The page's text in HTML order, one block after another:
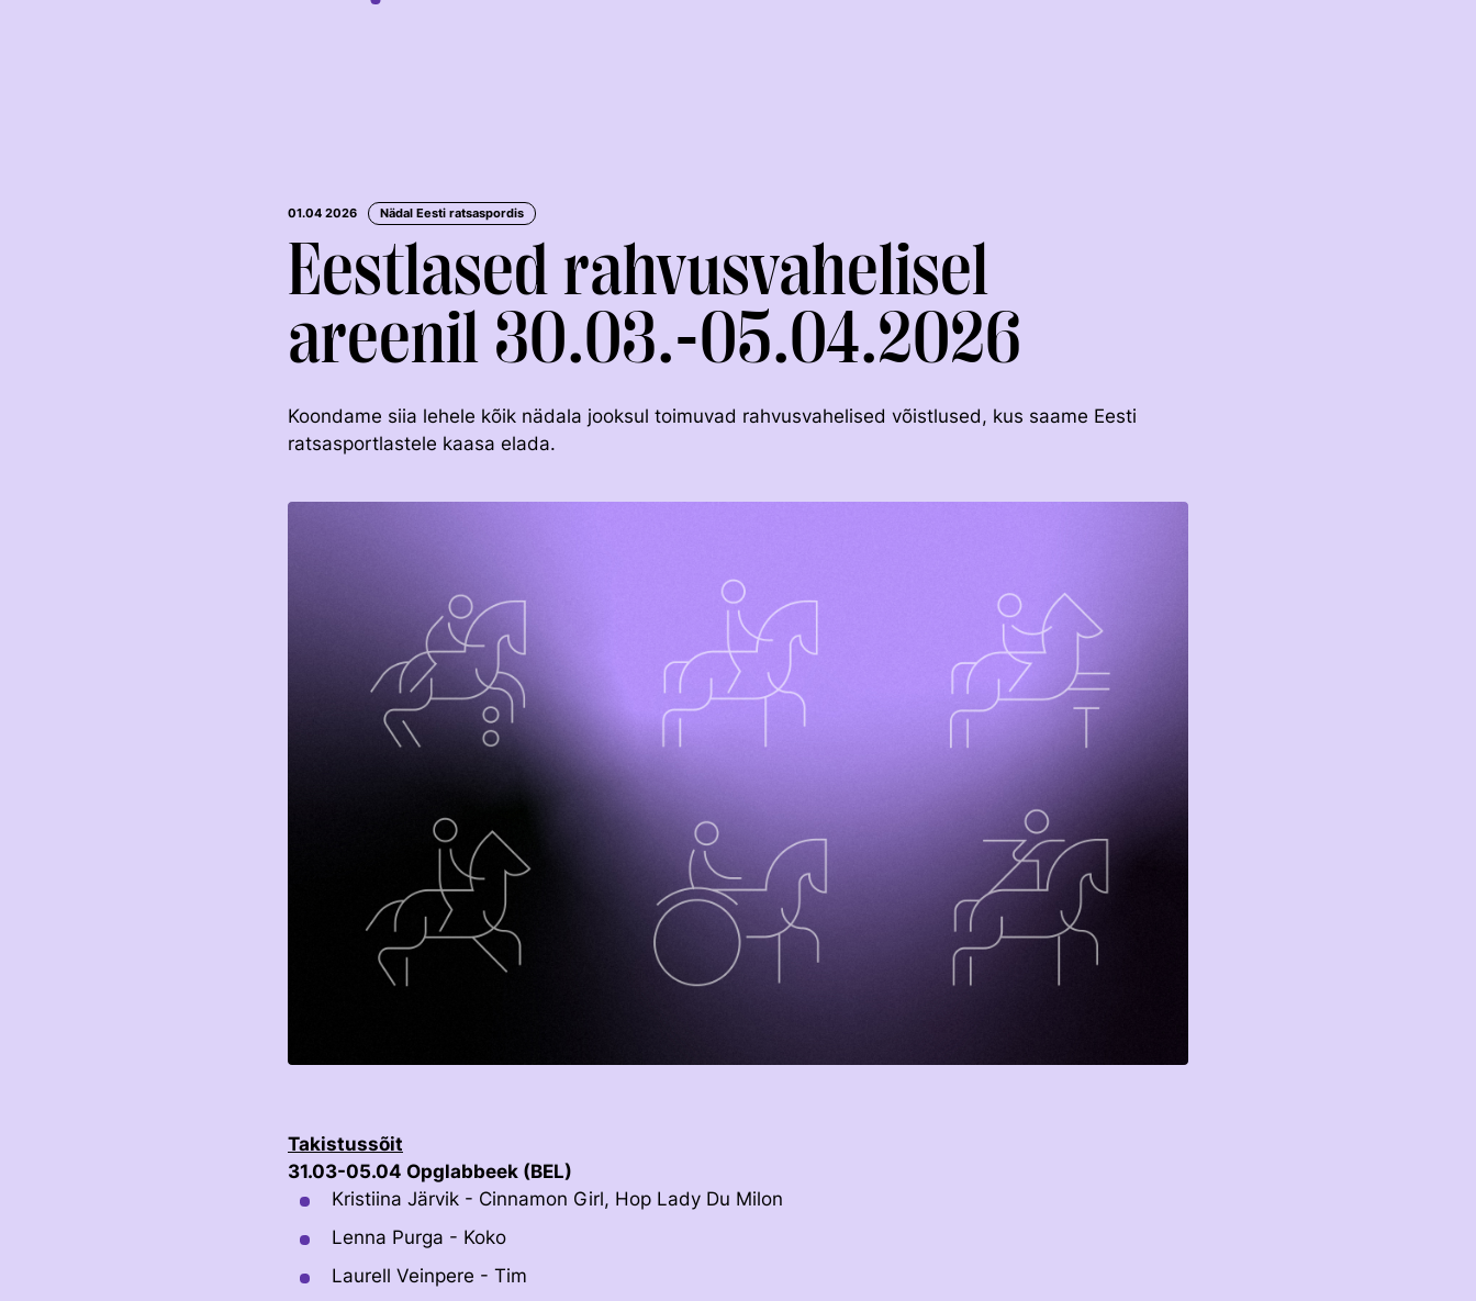
KOOLISÕIT JA
PARAKOOLISÕIT
KOLMEVÕISTLUS KESTVUSRATSUTAMINE
01.04 2026 Nädal Eesti ratsaspordis
Eestlased rahvusvahelisel
areenil 30.03.-05.04.2026
Koondame siia lehele kõik nädala jooksul toimuvad rahvusvahelised võistlused, kus saame Eesti
ratsasportlastele kaasa elada.
Takistussõit
31.03-05.04 Opglabbeek (BEL)
Kristiina Järvik - Cinnamon Girl, Hop Lady Du Milon
Lenna Purga - Koko
Laurell Veinpere - Tim